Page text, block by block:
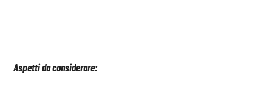
Aspetti da considerare: